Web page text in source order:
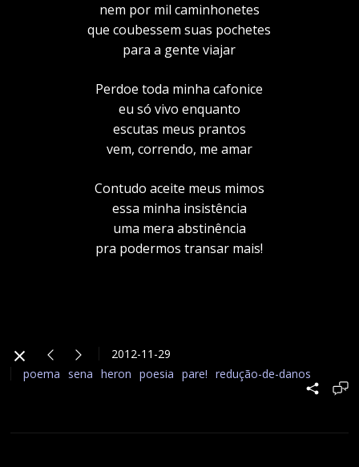
nem por mil caminhonetes
que coubessem suas pochetes
para a gente viajar
Perdoe toda minha cafonice
eu só vivo enquanto
escutas meus prantos
vem, correndo, me amar
Contudo aceite meus mimos
essa minha insistência
uma mera abstinência
pra podermos transar mais!
2012-11-29
poema
sena heron poesia pare! redução-de-danos